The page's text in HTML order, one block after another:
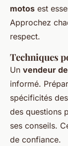
motos est
Approchez
respect.
Techniques
Un vendeur
informé.
spécificités
des questions
ses conseils.
de confiance.